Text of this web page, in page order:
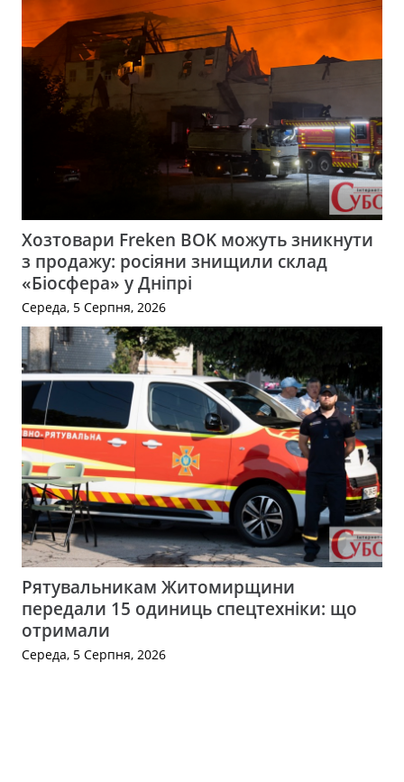
Хозтовари Freken BOK можуть зникнути
з продажу: росіяни знищили склад
«Біосфера» у Дніпрі
Середа, 5 Серпня, 2026
Рятувальникам Житомирщини
передали 15 одиниць спецтехніки: що
отримали
Середа, 5 Серпня, 2026